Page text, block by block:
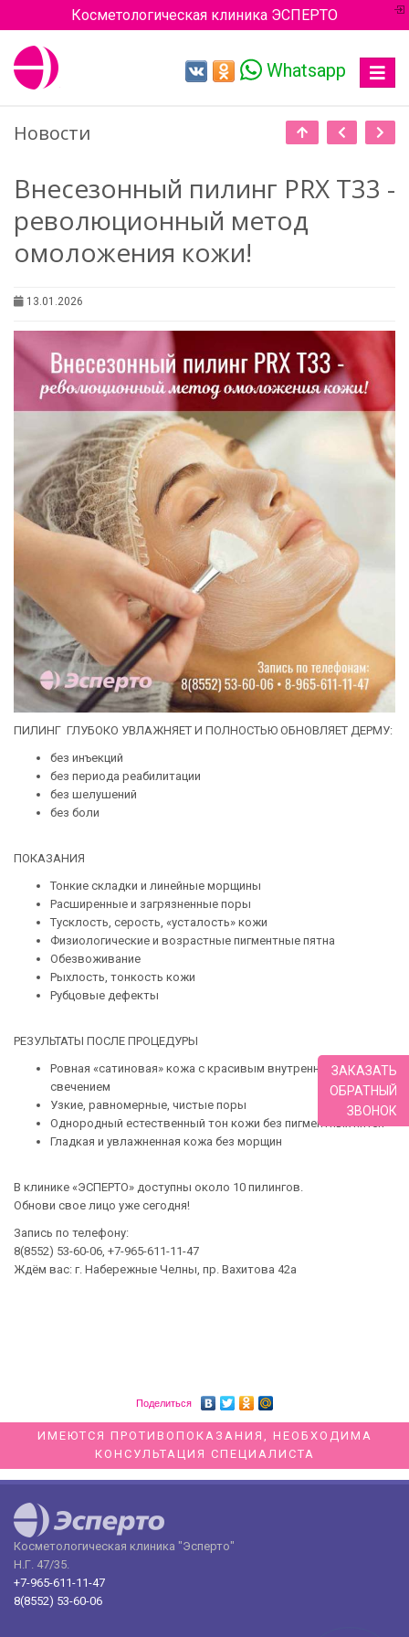
Косметологическая клиника ЭСПЕРТО
Toggle
Whatsapp
Новости
Внесезонный пилинг PRX T33 -
революционный метод
омоложения кожи!
13.01.2026
ПИЛИНГ ГЛУБОКО УВЛАЖНЯЕТ И ПОЛНОСТЬЮ ОБНОВЛЯЕТ ДЕРМУ:
без инъекций
без периода реабилитации
без шелушений
без боли
ПОКАЗАНИЯ
Тонкие складки и линейные морщины
Расширенные и загрязненные поры
Тусклость, серость, «усталость» кожи
Физиологические и возрастные пигментные пятна
Обезвоживание
Рыхлость, тонкость кожи
Рубцовые дефекты
РЕЗУЛЬТАТЫ ПОСЛЕ ПРОЦЕДУРЫ
Ровная «сатиновая» кожа с красивым внутренним
свечением
Узкие, равномерные, чистые поры
Однородный естественный тон кожи без пигментных пятен
Гладкая и увлажненная кожа без морщин
В клинике «ЭСПЕРТО» доступны около 10 пилингов.
Обнови свое лицо уже сегодня!
Запись по телефону:
8(8552) 53-60-06, +7-965-611-11-47
Ждём вас: г. Набережные Челны, пр. Вахитова 42а
Поделиться
ИМЕЮТСЯ ПРОТИВОПОКАЗАНИЯ, НЕОБХОДИМА
КОНСУЛЬТАЦИЯ СПЕЦИАЛИСТА
Косметологическая клиника "Эсперто"
Н.Г. 47/35.
+7-965-611-11-47
8(8552) 53-60-06
ЗАКАЗАТЬ
ОБРАТНЫЙ
ЗВОНОК